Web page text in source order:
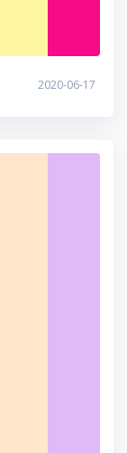
2020-06-17